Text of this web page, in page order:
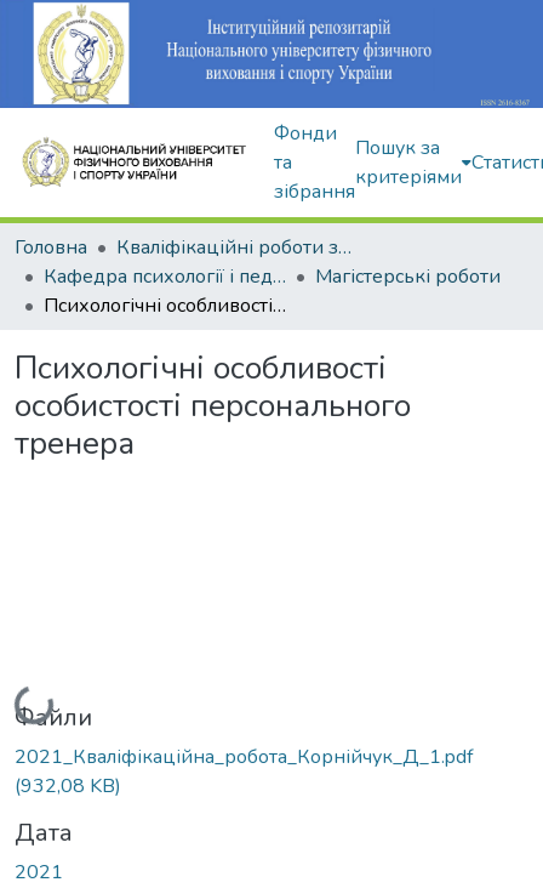
Фонди
та
зібрання
Пошук за
критеріями
Головна
Кваліфікаційні роботи здобувачів вищої освіти
Кафедра психології і педагогіки
Магістерські роботи
Психологічні особливості особистості персонального тренера
Психологічні особливості
особистості персонального
тренера
Вантажиться...
Файли
2021_Кваліфікаційна_робота_Корнійчук_Д_1.pdf
(932,08 KB)
Дата
2021